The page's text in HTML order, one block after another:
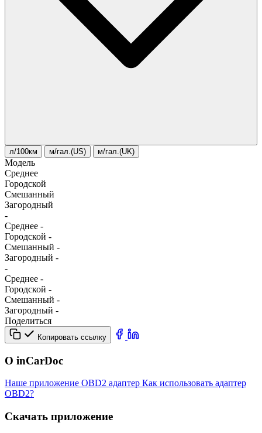
л/100км м/гал.(US) м/гал.(UK)
Модель
Среднее
Городской
Смешанный
Загородный
-
Среднее -
Городской -
Смешанный -
Загородный -
-
Среднее -
Городской -
Смешанный -
Загородный -
Поделиться
Копировать ссылку
О inCarDoc
Наше приложение OBD2 адаптер Как использовать адаптер
OBD2?
Скачать приложение